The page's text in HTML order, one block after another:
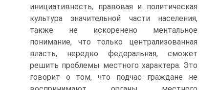
инициативность, правовая и политическая
культура значительной части населения,
также не искоренено ментальное
понимание, что только централизованная
власть, нередко федеральная, сможет
решить проблемы местного характера. Это
говорит о том, что подчас граждане не